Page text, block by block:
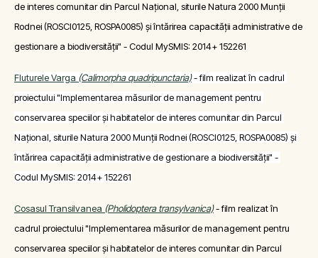
de interes comunitar din Parcul Național, siturile Natura 2000 Munții
Rodnei (ROSCI0125, ROSPA0085) și întărirea capacității administrative de
gestionare a biodiversității" - Codul MySMIS: 2014+ 152261
Fluturele Varga (Calimorpha quadripunctaria) - film realizat în cadrul
proiectului "Implementarea măsurilor de management pentru
conservarea speciilor și habitatelor de interes comunitar din Parcul
Național, siturile Natura 2000 Munții Rodnei (ROSCI0125, ROSPA0085) și
întărirea capacității administrative de gestionare a biodiversității" -
Codul MySMIS: 2014+ 152261
Cosasul Transilvanea (Pholidoptera transylvanica)- film realizat în
cadrul proiectului "Implementarea măsurilor de management pentru
conservarea speciilor și habitatelor de interes comunitar din Parcul